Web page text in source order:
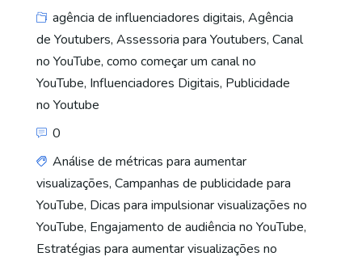
agência de influenciadores digitais, Agência
de Youtubers, Assessoria para Youtubers, Canal
no YouTube, como começar um canal no
YouTube, Influenciadores Digitais, Publicidade
no Youtube
0
Análise de métricas para aumentar
visualizações, Campanhas de publicidade para
YouTube, Dicas para impulsionar visualizações no
YouTube, Engajamento de audiência no YouTube,
Estratégias para aumentar visualizações no